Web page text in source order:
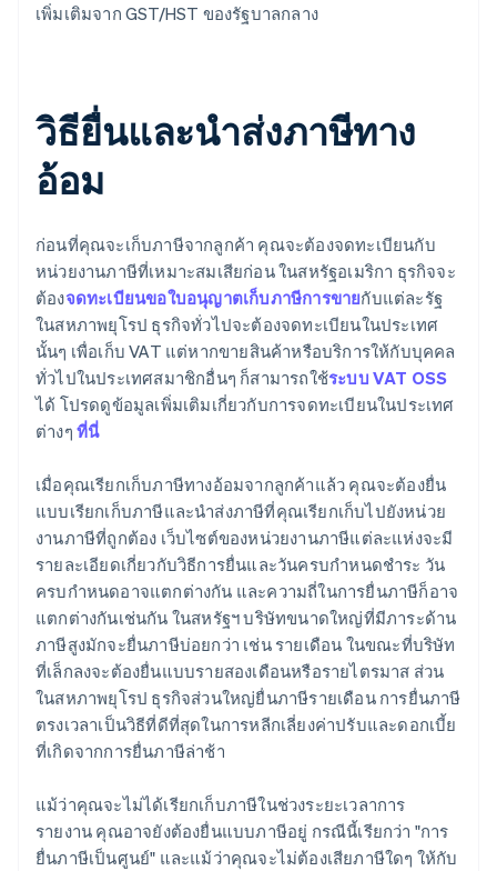
เพิ่มเติมจาก GST/HST ของรัฐบาลกลาง
วิธียื่นและนำส่งภาษีทาง
อ้อม
ก่อนที่คุณจะเก็บภาษีจากลูกค้า คุณจะต้องจดทะเบียนกับ
หน่วยงานภาษีที่เหมาะสมเสียก่อน ในสหรัฐอเมริกา ธุรกิจจะ
ต้องจดทะเบียนขอใบอนุญาตเก็บภาษีการขายกับแต่ละรัฐ
ในสหภาพยุโรป ธุรกิจทั่วไปจะต้องจดทะเบียนในประเทศ
นั้นๆ เพื่อเก็บ VAT แต่หากขายสินค้าหรือบริการให้กับบุคคล
ทั่วไปในประเทศสมาชิกอื่นๆ ก็สามารถใช้ระบบ VAT OSS
ได้ โปรดดูข้อมูลเพิ่มเติมเกี่ยวกับการจดทะเบียนในประเทศ
ต่างๆ ที่นี่
เมื่อคุณเรียกเก็บภาษีทางอ้อมจากลูกค้าแล้ว คุณจะต้องยื่น
แบบเรียกเก็บภาษีและนำส่งภาษีที่คุณเรียกเก็บไปยังหน่วย
งานภาษีที่ถูกต้อง เว็บไซต์ของหน่วยงานภาษีแต่ละแห่งจะมี
รายละเอียดเกี่ยวกับวิธีการยื่นและวันครบกําหนดชำระ วัน
ครบกำหนดอาจแตกต่างกัน และความถี่ในการยื่นภาษีก็อาจ
แตกต่างกันเช่นกัน ในสหรัฐฯ บริษัทขนาดใหญ่ที่มีภาระด้าน
ภาษีสูงมักจะยื่นภาษีบ่อยกว่า เช่น รายเดือน ในขณะที่บริษัท
ที่เล็กลงจะต้องยื่นแบบรายสองเดือนหรือรายไตรมาส ส่วน
ในสหภาพยุโรป ธุรกิจส่วนใหญ่ยื่นภาษีรายเดือน การยื่นภาษี
ตรงเวลาเป็นวิธีที่ดีที่สุดในการหลีกเลี่ยงค่าปรับและดอกเบี้ย
ที่เกิดจากการยื่นภาษีล่าช้า
แม้ว่าคุณจะไม่ได้เรียกเก็บภาษีในช่วงระยะเวลาการ
รายงาน คุณอาจยังต้องยื่นแบบภาษีอยู่ กรณีนี้เรียกว่า "การ
ยื่นภาษีเป็นศูนย์" และแม้ว่าคุณจะไม่ต้องเสียภาษีใดๆ ให้กับ